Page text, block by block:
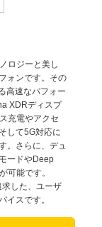
ロジーと美し
ォンです。その
高速なパフォー
XDRディスプ
充電やアクセ
して5G対応に
。さらに、デュ
ードやDeep
可能です。
した、ユーザ
イスです。